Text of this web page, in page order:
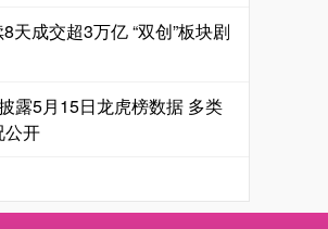
天成交超3万亿 “双创”板块剧
露5月15日龙虎榜数据 多类
公开